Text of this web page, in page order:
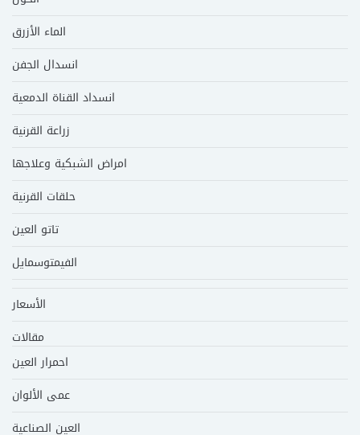
الماء الأزرق
انسدال الجفن
انسداد القناة الدمعية
زراعة القرنية
امراض الشبكية وعلاجها
حلقات القرنية
تاتو العين
الفيمتوسمايل
الأسعار
مقالات
احمرار العين
عمى الألوان
العين الصناعية